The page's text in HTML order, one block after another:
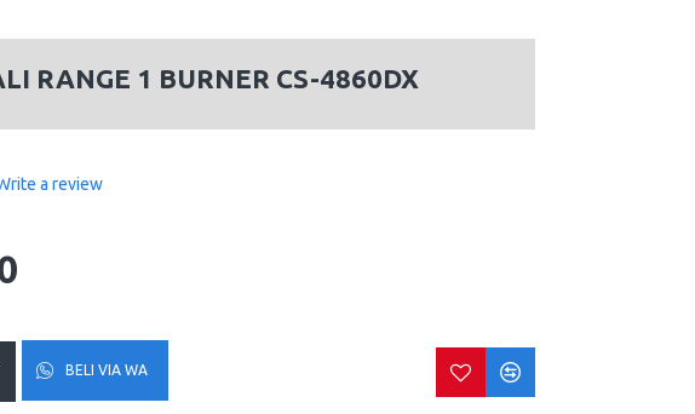
RANGE 1 BURNER CS-4860DX
a review
BELI VIA WA